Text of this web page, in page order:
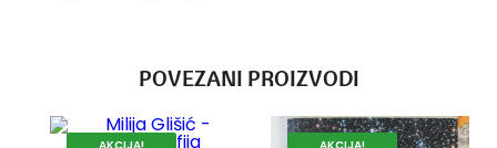
POVEZANI PROIZVODI